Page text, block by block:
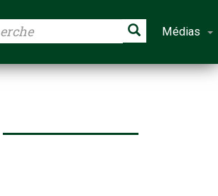
Médias